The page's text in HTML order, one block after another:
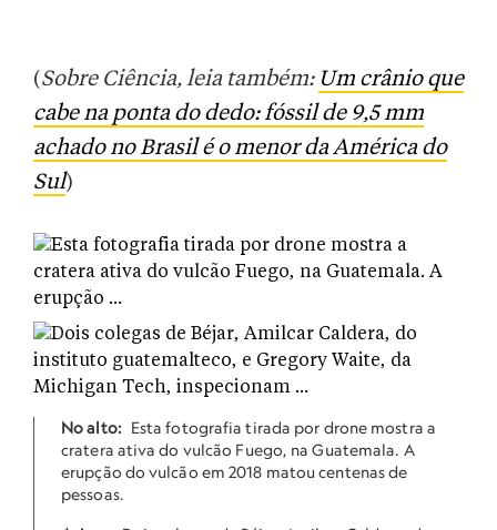
(Sobre Ciência, leia também: Um crânio que
cabe na ponta do dedo: fóssil de 9,5 mm
achado no Brasil é o menor da América do
Sul)
No alto: Esta fotografia tirada por drone mostra a
cratera ativa do vulcão Fuego, na Guatemala. A
erupção do vulcão em 2018 matou centenas de
pessoas.